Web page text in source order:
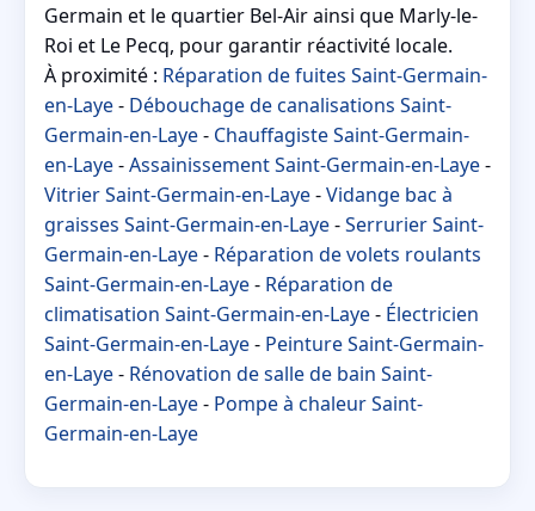
Germain et le quartier Bel-Air ainsi que Marly-le-
Roi et Le Pecq, pour garantir réactivité locale.
À proximité : Réparation de fuites Saint-Germain-
en-Laye- Débouchage de canalisations Saint-
Germain-en-Laye- Chauffagiste Saint-Germain-
en-Laye-Assainissement Saint-Germain-en-Laye-
Vitrier Saint-Germain-en-Laye-Vidange bac à
graisses Saint-Germain-en-Laye-Serrurier Saint-
Germain-en-Laye- Réparation de volets roulants
Saint-Germain-en-Laye- Réparation de
climatisation Saint-Germain-en-Laye- Électricien
Saint-Germain-en-Laye- Peinture Saint-Germain-
en-Laye- Rénovation de salle de bain Saint-
Germain-en-Laye- Pompe à chaleur Saint-
Germain-en-Laye